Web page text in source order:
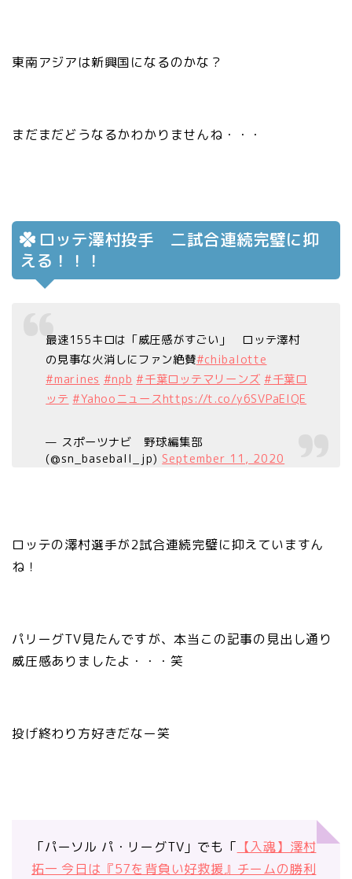
東南アジアは新興国になるのかな？
まだまだどうなるかわかりませんね・・・
ロッテ澤村投手 二試合連続完璧に抑
える！！！
最速155キロは「威圧感がすごい」 ロッテ澤村
の見事な火消しにファン絶賛#chibalotte
#marines #npb #千葉ロッテマリーンズ #千葉ロ
ッテ #Yahooニュースhttps://t.co/y6SVPaElQE
— スポーツナビ 野球編集部
(@sn_baseball_jp) September 11, 2020
ロッテの澤村選手が2試合連続完璧に抑えていますん
ね！
パリーグTV見たんですが、本当この記事の見出し通り
威圧感ありましたよ・・・笑
投げ終わり方好きだなー笑
「パーソル パ・リーグTV」でも「 【入魂】澤村
拓一 今日は『57を背負い好救援』チームの勝利